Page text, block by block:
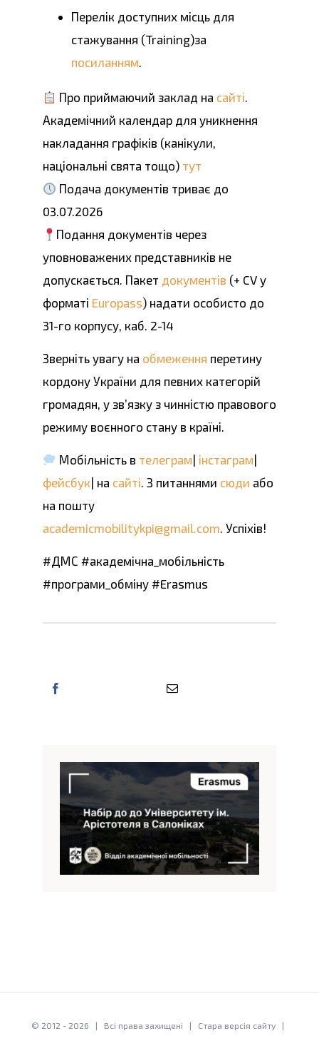
Перелік доступних місць для
стажування (Training)за
посиланням.
Про приймаючий заклад на сайті.
Академічний календар для уникнення
накладання графіків (канікули,
національні свята тощо) тут
Подача документів триває до
03.07.2026
Подання документів через
уповноважених представників не
допускається. Пакет документів (+ CV у
форматі Europass) надати особисто до
31-го корпусу, каб. 2-14
Зверніть увагу на обмеження перетину
кордону України для певних категорій
громадян, у зв’язку з чинністю правового
режиму воєнного стану в країні.
Мобільність в телеграм інстаграм
фейсбук | на сайті. З питаннями сюди або
на пошту
academicmobilitykpi@gmail.com. Успіхів!
#ДМС #академічна_мобільність
#програми_обміну #Erasmus
© 2012 - 2026 | Всі права захищені | Стара версія сайту|